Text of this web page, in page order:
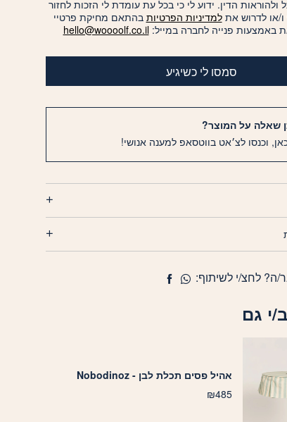
ולהוראות הדין. ידוע לי כי בכל עת עומדת לי הזכות לחזור
או לדרוש אתלמדיניות הפרטיות בהתאם מחיקת פרטיי
באמצעות פנייה לחברה במייל:hello@woooolf.co.il
סמסו לי כשיגיע
שאלה על המוצר?
וכנסו לצ׳אט בווטסאפ למענה אנושי!
י גם
אהיל פסים תכלת לבן - Nobodinoz
₪485
ה? לחצ/י לשיתוף: